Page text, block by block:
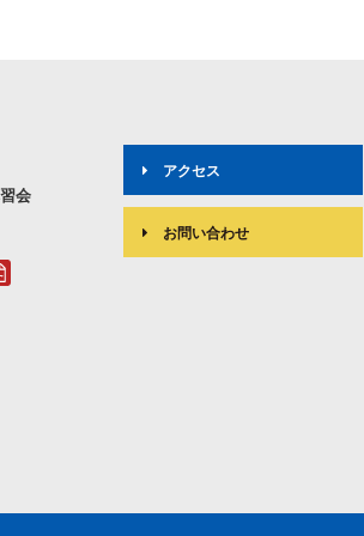
会
アクセス
お問い合わせ